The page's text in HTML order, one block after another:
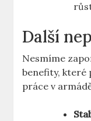
Další
Nesmíme
benefity, které
práce v